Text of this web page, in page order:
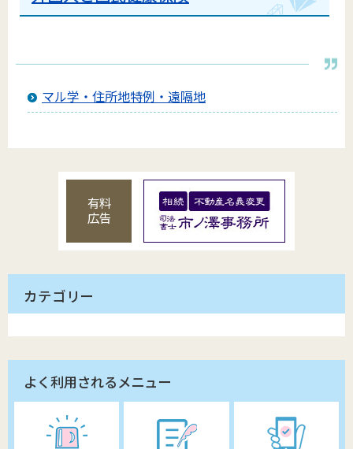
マル学・住所地特例・遠隔地
有料
広告
カテゴリー
よく利用されるメニュー